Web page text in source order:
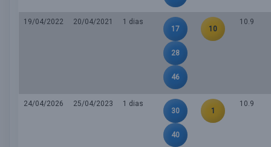
19/04/2022 20/04/2021
1 dias
17
28
46
10
10.9
24/04/2026 25/04/2023
1 dias
30
40
1
10.9